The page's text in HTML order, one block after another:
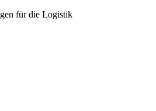
für die Logistik